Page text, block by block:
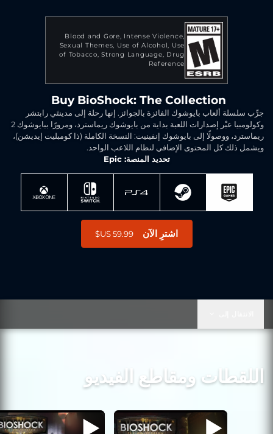
Blood and Gore
Intense Violence
Sexual Themes Use of Alcohol Use
of Tobacco Strong Language
Drug
Reference
Buy BioShock: The Collection
جرِّب سلسلة ألعاب بايوشوك الفائزة بالجوائز. إنها رحلة إلى مدينتَي رابتشر
وكولومبيا عبْر إصدارات اللعبة بداية من بايوشوك ريماسترد، ومرورًا ببايوشوك 2
ريماسترد، ووصولًا إلى بايوشوك إنفينيت: النسخة الكاملة (ذا كومبليت إيديشن)،
ويشمل ذلك كل المحتوى الإضافي لنظام اللاعب الواحد.
تحديد المنصة: Epic
اشترِ الآن
اللقطات ومقاطع الفيديو